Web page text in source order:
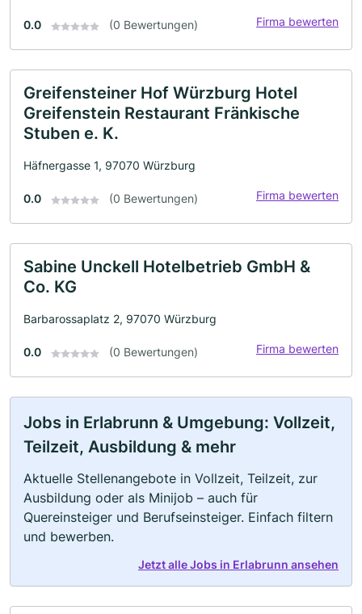
0.0 (0 Bewertungen) Firma bewerten
Greifensteiner Hof Würzburg Hotel
Greifenstein Restaurant Fränkische
Stuben e. K.
Häfnergasse 1, 97070 Würzburg
0.0 (0 Bewertungen) Firma bewerten
Sabine Unckell Hotelbetrieb GmbH &
Co. KG
Barbarossaplatz 2, 97070 Würzburg
0.0 (0 Bewertungen) Firma bewerten
Jobs in Erlabrunn & Umgebung: Vollzeit,
Teilzeit, Ausbildung & mehr
Aktuelle Stellenangebote in Vollzeit, Teilzeit, zur
Ausbildung oder als Minijob – auch für
Quereinsteiger und Berufseinsteiger. Einfach filtern
und bewerben.
Jetzt alle Jobs in Erlabrunn ansehen